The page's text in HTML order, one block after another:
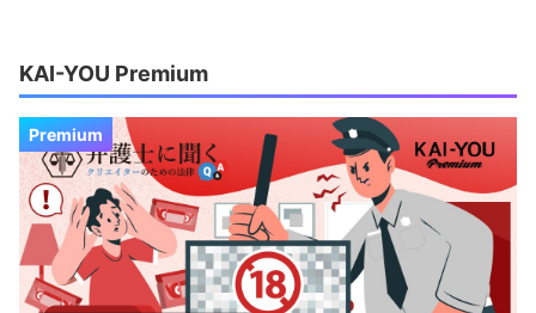
KAI-YOU Premium
Premium